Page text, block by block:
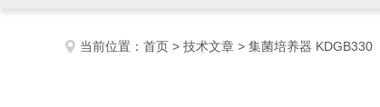
当前位置： 首页 > 技术文章 > 集菌培养器 KDGB330